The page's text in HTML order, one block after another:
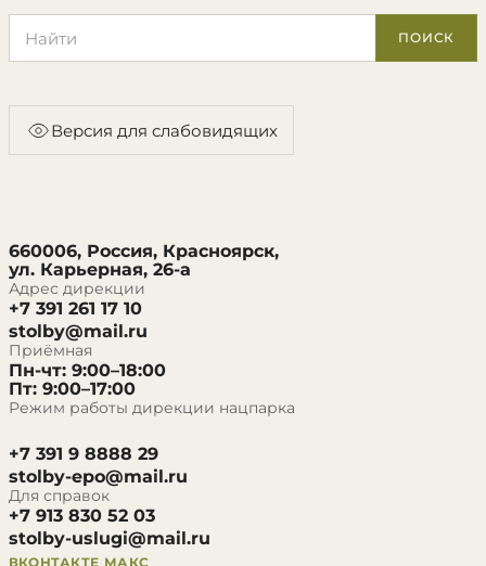
ПОИСК
Версия для слабовидящих
660006, Россия, Красноярск,
ул. Карьерная, 26-а
Адрес дирекции
+7 391 261 17 10
stolby@mail.ru
Приёмная
Пн-чт: 9:00–18:00
Пт: 9:00–17:00
Режим работы дирекции нацпарка
+7 391 9 8888 29
stolby-epo@mail.ru
Для справок
+7 913 830 52 03
stolby-uslugi@mail.ru
ВКОНТАКТЕ МАКС